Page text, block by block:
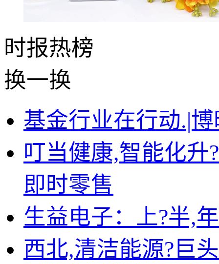
时报热榜
换一换
基金行业在行动.|
叮当健康,智能化升
即时零售
生益电子：上?半,
西北,清洁能源?巨